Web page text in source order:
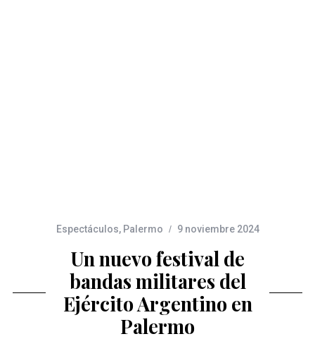
Espectáculos, Palermo 9 noviembre 2024
Un nuevo festival de
bandas militares del
Ejército Argentino en
Palermo